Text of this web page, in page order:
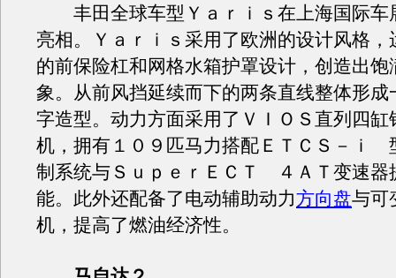
丰田全球车型Ｙａｒｉｓ在上海国际车
亮相。Ｙａｒｉｓ采用了欧洲的设计风格，
的前保险杠和网格水箱护罩设计，创造出饱
象。从前风挡延续而下的两条直线整体形成
字造型。动力方面采用了ＶＩＯＳ直列四缸
机，拥有１０９匹马力搭配ＥＴＣＳ－ｉ
制系统与ＳｕｐｅｒＥＣＴ ４ＡＴ变速器
能。此外还配备了电动辅助动力方向盘与可
机，提高了燃油经济性。